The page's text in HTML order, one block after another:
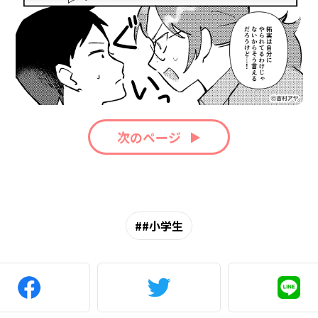
次のページ
#小学生